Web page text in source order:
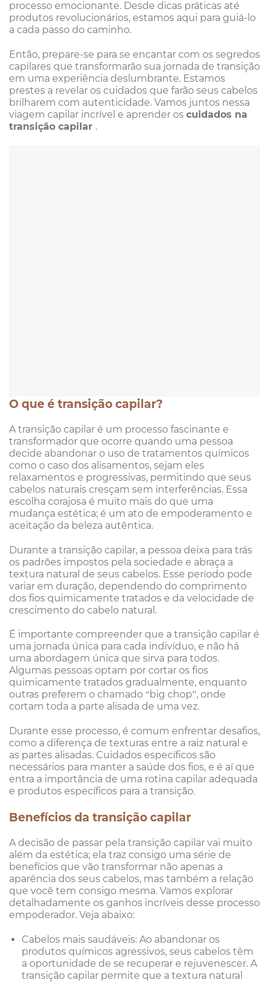
processo emocionante. Desde dicas práticas até
produtos revolucionários, estamos aqui para guiá-lo
a cada passo do caminho.
Então, prepare-se para se encantar com os segredos
capilares que transformarão sua jornada de transição
em uma experiência deslumbrante. Estamos
prestes a revelar os cuidados que farão seus cabelos
brilharem com autenticidade. Vamos juntos nessa
viagem capilar incrível e aprender os cuidados na
transição capilar .
O que é transição capilar?
A transição capilar é um processo fascinante e
transformador que ocorre quando uma pessoa
decide abandonar o uso de tratamentos químicos
como o caso dos alisamentos, sejam eles
relaxamentos e progressivas, permitindo que seus
cabelos naturais cresçam sem interferências. Essa
escolha corajosa é muito mais do que uma
mudança estética; é um ato de empoderamento e
aceitação da beleza autêntica.
Durante a transição capilar, a pessoa deixa para trás
os padrões impostos pela sociedade e abraça a
textura natural de seus cabelos. Esse período pode
variar em duração, dependendo do comprimento
dos fios quimicamente tratados e da velocidade de
crescimento do cabelo natural.
É importante compreender que a transição capilar é
uma jornada única para cada indivíduo, e não há
uma abordagem única que sirva para todos.
Algumas pessoas optam por cortar os fios
quimicamente tratados gradualmente, enquanto
outras preferem o chamado “big chop”, onde
cortam toda a parte alisada de uma vez.
Durante esse processo, é comum enfrentar desafios,
como a diferença de texturas entre a raiz natural e
as partes alisadas. Cuidados específicos são
necessários para manter a saúde dos fios, e é aí que
entra a importância de uma rotina capilar adequada
e produtos específicos para a transição.
Benefícios da transição capilar
A decisão de passar pela transição capilar vai muito
além da estética; ela traz consigo uma série de
benefícios que vão transformar não apenas a
aparência dos seus cabelos, mas também a relação
que você tem consigo mesma. Vamos explorar
detalhadamente os ganhos incríveis desse processo
empoderador. Veja abaixo:
Cabelos mais saudáveis: Ao abandonar os
produtos químicos agressivos, seus cabelos têm
a oportunidade de se recuperar e rejuvenescer. A
transição capilar permite que a textura natural